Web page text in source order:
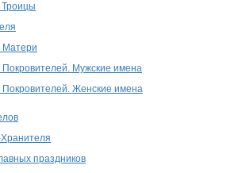
Матери
Мужские имена
Женские имена
праздников